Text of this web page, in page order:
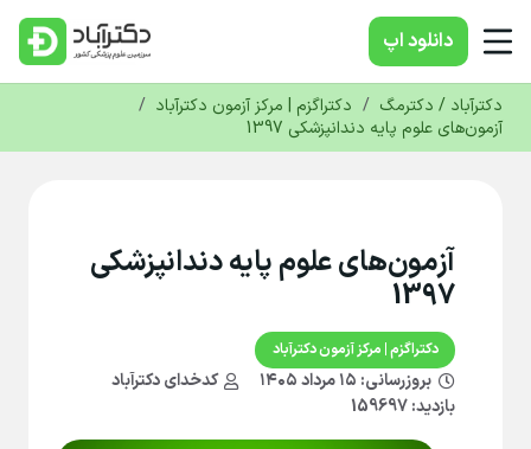
دانلود‌ اپ
دکترآباد / دکترمگ / دکتراگزم | مرکز آزمون دکترآباد /
آزمون‌های علوم پایه دندانپزشکی 1397
آزمون‌های علوم پایه دندانپزشکی
1397
دکتراگزم | مرکز آزمون دکترآباد
بروزرسانی:
کدخدای دکترآباد
بازدید: 159697